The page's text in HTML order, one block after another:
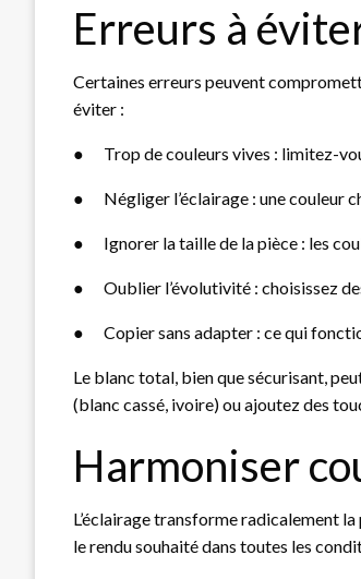
Erreurs à
Certaines erreurs peuvent
éviter :
● Trop de couleurs vives : limitez-
● Négliger l’éclairage : une couleur
● Ignorer la taille de la pièce : les
● Oublier l’évolutivité : choisissez
● Copier sans adapter : ce qui
Le blanc total, bien que sécurisant,
(blanc cassé, ivoire) ou ajoutez des
Harmoniser
L’éclairage transforme radicalement
le rendu souhaité dans toutes les